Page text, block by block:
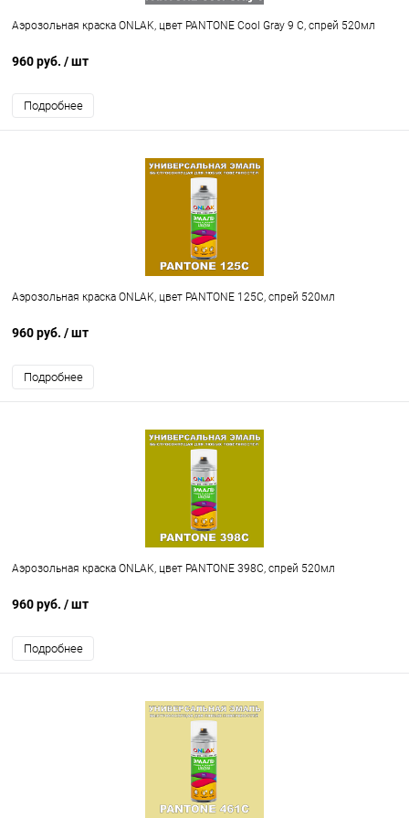
Аэрозольная краска ONLAK, цвет PANTONE Cool Gray 9 C, спрей 520мл
960 руб. / шт
Подробнее
Аэрозольная краска ONLAK, цвет PANTONE 125C, спрей 520мл
960 руб. / шт
Подробнее
Аэрозольная краска ONLAK, цвет PANTONE 398C, спрей 520мл
960 руб. / шт
Подробнее